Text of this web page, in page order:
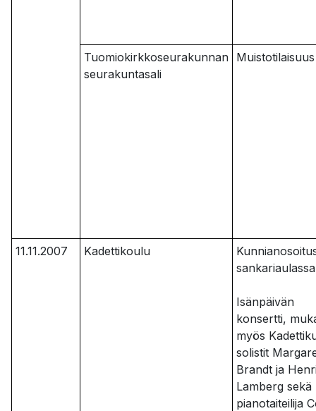
Tuomiokirkkoseurakunnan
seurakuntasali
Muistotilaisuus
11.11.2007 Kadettikoulu
sankariaulassa
Isänpäivän
konsertti,
myös
solistit
Brandt ja
Lamberg sekä
pianotaiteilija